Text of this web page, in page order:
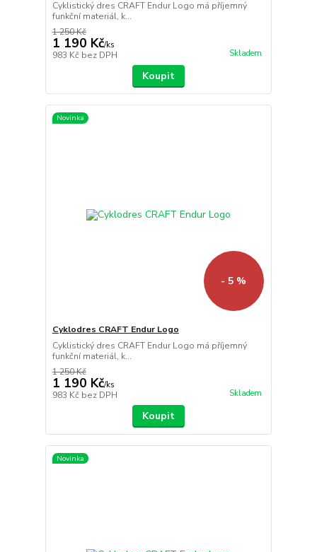
Cyklistický dres CRAFT Endur Logo má příjemný
funkční materiál, k...
1 250 Kč
1 190 Kč/ks
983 Kč bez DPH Skladem
Koupit
Novinka
- 5 %
Cyklodres CRAFT Endur Logo
Cyklistický dres CRAFT Endur Logo má příjemný
funkční materiál, k...
1 250 Kč
1 190 Kč/ks
983 Kč bez DPH Skladem
Koupit
Novinka